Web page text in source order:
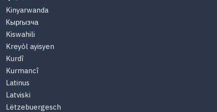
Kinyarwanda
Кыргызча
Kiswahili
Kreyòl ayisyen
Kurdî
Kurmancî
Latinus
Latviski
Lëtzebuergesch